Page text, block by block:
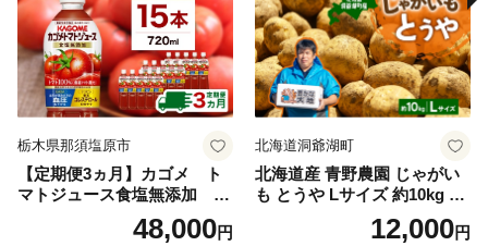
栃木県那須塩原市
【定期便3ヵ月】カゴメ ト
マトジュース食塩無添加 72
0ml PET×15本 1ケース 毎月
届く 3ヵ月 3回コース ns001-
48,000円
北海道洞爺湖町
北海道産 青野農園 じゃがい
も とうや Lサイズ 約10kg 20
26年10月初旬～12月下旬頃お
届け 先行予約 北海道 ジャガ
12,000円